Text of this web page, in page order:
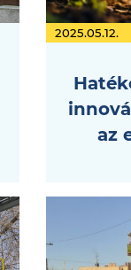
2025.05.12.
az